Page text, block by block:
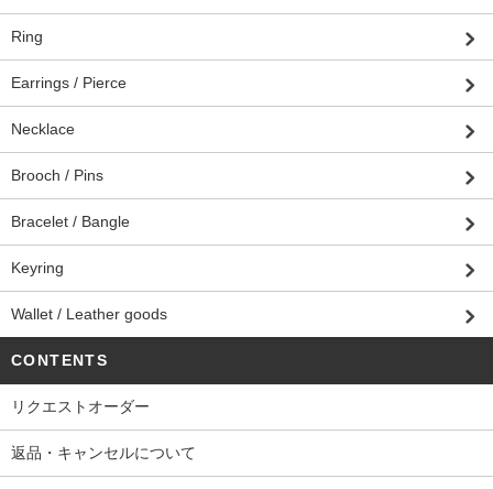
Ring
Earrings / Pierce
Necklace
Brooch / Pins
Bracelet / Bangle
Keyring
Wallet / Leather goods
CONTENTS
リクエストオーダー
返品・キャンセルについて